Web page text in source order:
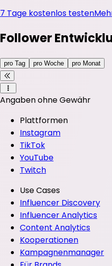
7 Tage kostenlos testen
Follower
pro Tag pro Woche pro Monat
Angaben ohne Gewähr
Plattformen
Instagram
TikTok
YouTube
Twitch
Use Cases
Influencer Discovery
Influencer Analytics
Content Analytics
Kooperationen
Kampagnenmanager